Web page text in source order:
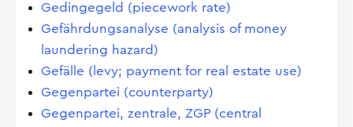
Gedingegeld (piecework rate)
Gefährdungsanalyse (analysis of money
laundering hazard)
Gefälle (levy; payment for real estate use)
Gegenpartei (counterparty)
Gegenpartei, zentrale, ZGP (central